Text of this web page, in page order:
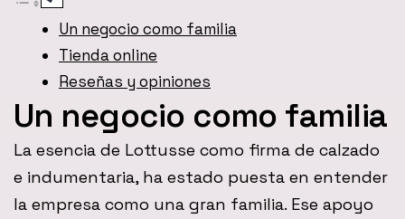
Un negocio como familia
Tienda online
Reseñas y opiniones
Un negocio como familia
La esencia de Lottusse como firma de calzado
e indumentaria, ha estado puesta en entender
la empresa como una gran familia. Ese apoyo